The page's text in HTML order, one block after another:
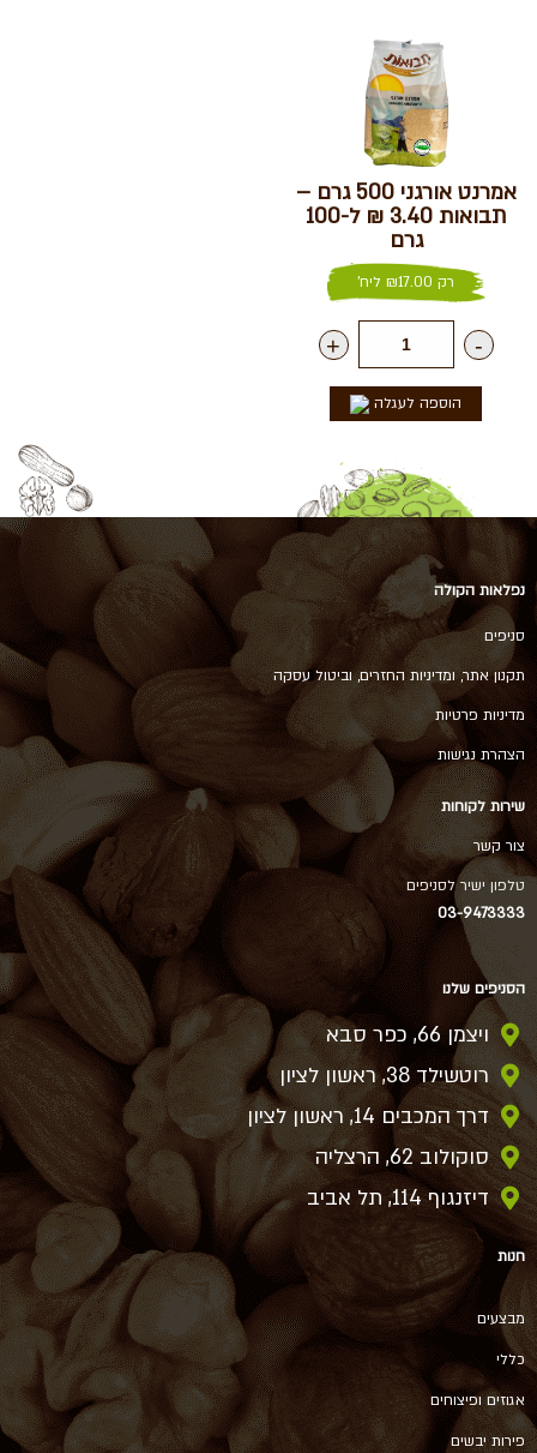
אמרנט אורגני 500 גרם –
תבואות 3.40 ₪ ל-100
גרם
רק ₪17.00 ליח'
-
+
הוספה לעגלה
נפלאות הקולה
סניפים
תקנון אתר, ומדיניות החזרים, וביטול עסקה
מדיניות פרטיות
הצהרת נגישות
שירות לקוחות
צור קשר
טלפון ישיר לסניפים
03-9473333
הסניפים שלנו
ויצמן 66, כפר סבא
רוטשילד 38, ראשון לציון
דרך המכבים 14, ראשון לציון
סוקולוב 62, הרצליה
דיזנגוף 114, תל אביב
חנות
מבצעים
כללי
אגוזים ופיצוחים
פירות יבשים